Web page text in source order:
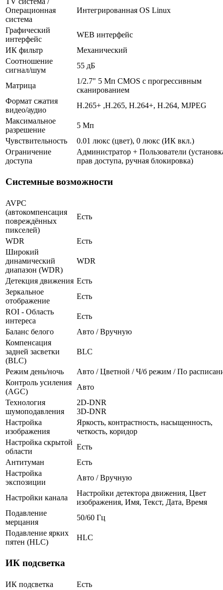
Операционная
система
Интегрированная OS Linux
Графический
интерфейс
WEB интерфейс
ИК фильтр
Механический
Соотношение
сигнал/шум
55 дБ
Матрица
1/2.7" 5 Мп CMOS с прогрессивным
сканированием
Формат сжатия
видео/аудио
H.265+ ,H.265, H.264+, H.264, MJPEG
Максимальное
разрешение
5 Мп
Чувствительность
0.01 люкс (цвет), 0 люкс (ИК вкл.)
Ограничение
доступа
Администратор + Пользователи
прав доступа, ручная блокировка)
Системные возможности
AVPC
(автокомпенсация
повреждённых
пикселей)
Есть
WDR
Есть
Широкий
динамический
диапазон (WDR)
WDR
Детекция движения Есть
Зеркальное
отображение
Есть
ROI - Область
интереса
Есть
Баланс белого
Авто / Вручную
Компенсация
задней засветки
(BLC)
BLC
Режим день/ночь
Авто / Цветной / Ч/б режим / По
Контроль усиления
(AGC)
Авто
Технология
шумоподавления
2D-DNR
3D-DNR
Настройка
изображения
Яркость, контрастность, насыщенность,
четкость, коридор
Настройка скрытой
области
Есть
Антитуман
Есть
Настройка
экспозиции
Авто / Вручную
Настройки канала
Настройки детектора движения, Цвет
изображения, Имя, Текст, Дата, Время
Подавление
мерцания
50/60 Гц
Подавление ярких
пятен (HLC)
HLC
ИК подсветка
ИК подсветка
Есть